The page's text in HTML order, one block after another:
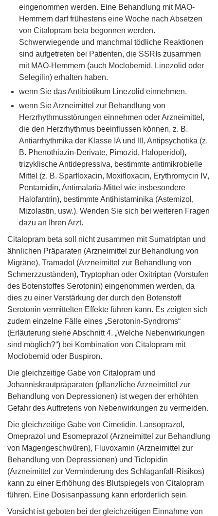
eingenommen werden. Eine Behandlung mit MAO-
Hemmern darf frühestens eine Woche nach Absetzen
von Citalopram beta begonnen werden.
Schwerwiegende und manchmal tödliche Reaktionen
sind aufgetreten bei Patienten, die SSRIs zusammen
mit MAO-Hemmern (auch Moclobemid, Linezolid oder
Selegilin) erhalten haben.
wenn Sie das Antibiotikum Linezolid einnehmen.
wenn Sie Arzneimittel zur Behandlung von
Herzrhythmusstörungen einnehmen oder Arzneimittel,
die den Herzrhythmus beeinflussen können, z. B.
Antiarrhythmika der Klasse IA und III, Antipsychotika (z.
B. Phenothiazin-Derivate, Pimozid, Haloperidol),
trizyklische Antidepressiva, bestimmte antimikrobielle
Mittel (z. B. Sparfloxacin, Moxifloxacin, Erythromycin IV,
Pentamidin, Antimalaria-Mittel wie insbesondere
Halofantrin), bestimmte Antihistaminika (Astemizol,
Mizolastin, usw.). Wenden Sie sich bei weiteren Fragen
dazu an Ihren Arzt.
Citalopram beta soll nicht zusammen mit Sumatriptan und
ähnlichen Präparaten (Arzneimittel zur Behandlung von
Migräne), Tramadol (Arzneimittel zur Behandlung von
Schmerzzuständen), Tryptophan oder Oxitriptan (Vorstufen
des Botenstoffes Serotonin) eingenommen werden, da
dies zu einer Verstärkung der durch den Botenstoff
Serotonin vermittelten Effekte führen kann. Es zeigten sich
zudem einzelne Fälle eines „Serotonin-Syndroms“
(Erläuterung siehe Abschnitt 4. „Welche Nebenwirkungen
sind möglich?“) bei Kombination von Citalopram mit
Moclobemid oder Buspiron.
Die gleichzeitige Gabe von Citalopram und
Johanniskrautpräparaten (pflanzliche Arzneimittel zur
Behandlung von Depressionen) ist wegen der erhöhten
Gefahr des Auftretens von Nebenwirkungen zu vermeiden.
Die gleichzeitige Gabe von Cimetidin, Lansoprazol,
Omeprazol und Esomeprazol (Arzneimittel zur Behandlung
von Magengeschwüren), Fluvoxamin (Arzneimittel zur
Behandlung von Depressionen) und Ticlopidin
(Arzneimittel zur Verminderung des Schlaganfall-Risikos)
kann zu einer Erhöhung des Blutspiegels von Citalopram
führen. Eine Dosisanpassung kann erforderlich sein.
Vorsicht ist geboten bei der gleichzeitigen Einnahme von